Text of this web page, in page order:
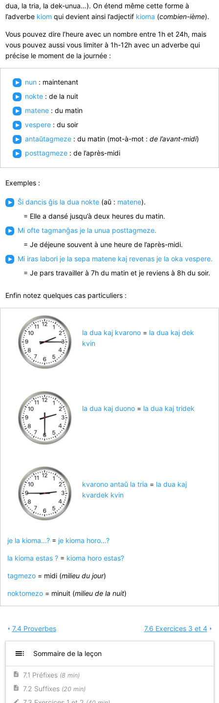
dua, la tria, la dek-unua…). On étend même cette forme à
l’adverbe kiom qui devient ainsi l’adjectif kioma (combien-ième).
Vous pouvez dire l’heure avec un nombre entre 1h et 24h, mais
vous pouvez aussi vous limiter à 1h-12h avec un adverbe qui
précise le moment de la journée :
nun: maintenant
nokte: de la nuit
matene: du matin
vespere: du soir
antaŭtagmeze: du matin (mot-à-mot : de l’avant-midi)
posttagmeze: de l’après-midi
Exemples :
Ŝi dancis ĝis la dua nokte(aŭ : matene).
= Elle a dansé jusqu’à deux heures du matin.
Mi ofte tagmanĝas je la unua posttagmeze.
= Je déjeune souvent à une heure de l’après-midi.
Mi iras labori je la sepa matene kaj revenas je la oka vespere.
= Je pars travailler à 7h du matin et je reviens à 8h du soir.
Enfin notez quelques cas particuliers :
la dua kaj kvarono = la dua kaj dek
kvin
la dua kaj duono = la dua kaj tridek
kvarono antaŭ la tria = la dua kaj
kvardek kvin
je la kioma…? = je kioma horo…?
la kioma estas ? = kioma horo estas?
tagmezo = midi (milieu du jour)
noktomezo = minuit (milieu de la nuit)
arrow_left 7.4 Proverbes 7.6 Exercices 3 et 4arrow_right
toc Sommaire de la leçon
7.1 Préfixes (8 min)
7.2 Suffixes (20 min)